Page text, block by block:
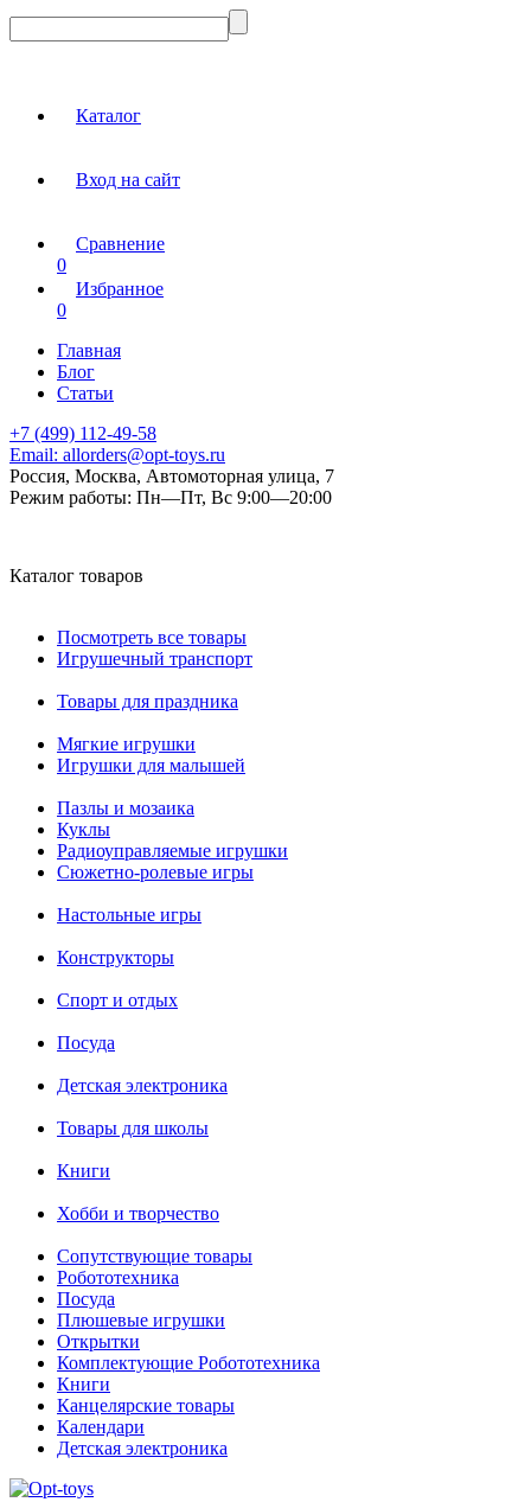
Каталог
Вход на сайт
Сравнение
0
Избранное
0
Главная
Блог
Статьи
+7 (499) 112-49-58
Email: allorders@opt-toys.ru
Россия, Москва, Автомоторная улица, 7
Режим работы: Пн—Пт, Вс 9:00—20:00
Каталог товаров
Посмотреть все товары
Игрушечный транспорт
Товары для праздника
Мягкие игрушки
Игрушки для малышей
Пазлы и мозаика
Куклы
Радиоуправляемые игрушки
Сюжетно-ролевые игры
Настольные игры
Конструкторы
Спорт и отдых
Посуда
Детская электроника
Товары для школы
Книги
Хобби и творчество
Сопутствующие товары
Робототехника
Посуда
Плюшевые игрушки
Открытки
Комплектующие Робототехника
Книги
Канцелярские товары
Календари
Детская электроника